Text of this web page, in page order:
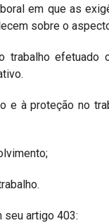
em que as
sobre o
efetuado
e à proteção no
seu artigo 403: